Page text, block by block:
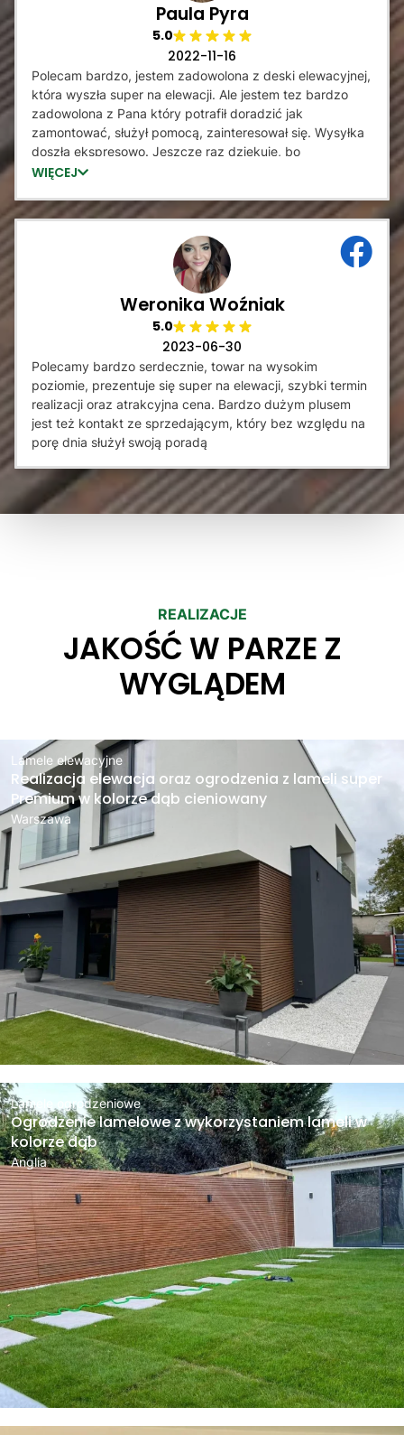
Paula Pyra
5.0
2022-11-16
Polecam bardzo, jestem zadowolona z deski elewacyjnej,
która wyszła super na elewacji. Ale jestem tez bardzo
zadowolona z Pana który potrafił doradzić jak
zamontować, służył pomocą, zainteresował się. Wysyłka
doszła ekspresowo. Jeszcze raz dziękuje, bo
prawdopodobnie dzięki Panu mam lamele
WIĘCEJ
Weronika Woźniak
5.0
2023-06-30
Polecamy bardzo serdecznie, towar na wysokim
poziomie, prezentuje się super na elewacji, szybki termin
realizacji oraz atrakcyjna cena. Bardzo dużym plusem
jest też kontakt ze sprzedającym, który bez względu na
porę dnia służył swoją poradą
REALIZACJE
JAKOŚĆ W PARZE Z
WYGLĄDEM
Lamele elewacyjne
Realizacja elewacja oraz ogrodzenia z lameli super
Premium w kolorze dąb cieniowany
Warszawa
Lamele ogrodzeniowe
Ogrodzenie lamelowe z wykorzystaniem lameli w
kolorze dąb
Anglia